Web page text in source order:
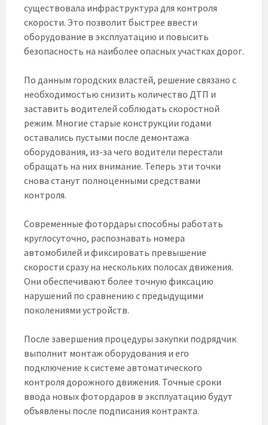
существовала инфраструктура для контроля
скорости. Это позволит быстрее ввести
оборудование в эксплуатацию и повысить
безопасность на наиболее опасных участках дорог.
По данным городских властей, решение связано с
необходимостью снизить количество ДТП и
заставить водителей соблюдать скоростной
режим. Многие старые конструкции годами
оставались пустыми после демонтажа
оборудования, из-за чего водители перестали
обращать на них внимание. Теперь эти точки
снова станут полноценными средствами
контроля.
Современные фотордары способны работать
круглосуточно, распознавать номера
автомобилей и фиксировать превышение
скорости сразу на нескольких полосах движения.
Они обеспечивают более точную фиксацию
нарушений по сравнению с предыдущими
поколениями устройств.
После завершения процедуры закупки подрядчик
выполнит монтаж оборудования и его
подключение к системе автоматического
контроля дорожного движения. Точные сроки
ввода новых фотордаров в эксплуатацию будут
объявлены после подписания контракта.